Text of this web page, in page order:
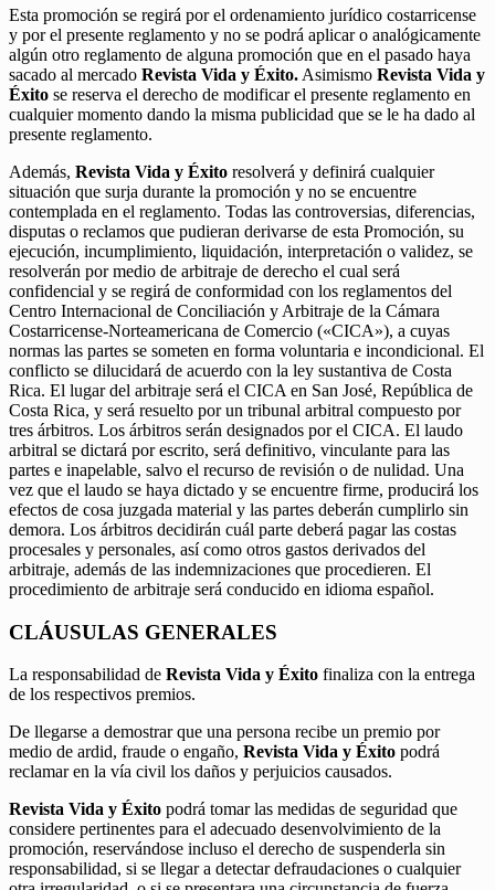
Esta promoción se regirá por el ordenamiento jurídico costarricense
y por el presente reglamento y no se podrá aplicar o analógicamente
algún otro reglamento de alguna promoción que en el pasado haya
sacado al mercado Revista Vida y Éxito. Asimismo Revista Vida y
Éxito se reserva el derecho de modificar el presente reglamento en
cualquier momento dando la misma publicidad que se le ha dado al
presente reglamento.
Además, Revista Vida y Éxito resolverá y definirá cualquier
situación que surja durante la promoción y no se encuentre
contemplada en el reglamento. Todas las controversias, diferencias,
disputas o reclamos que pudieran derivarse de esta Promoción, su
ejecución, incumplimiento, liquidación, interpretación o validez, se
resolverán por medio de arbitraje de derecho el cual será
confidencial y se regirá de conformidad con los reglamentos del
Centro Internacional de Conciliación y Arbitraje de la Cámara
Costarricense-Norteamericana de Comercio («CICA»), a cuyas
normas las partes se someten en forma voluntaria e incondicional. El
conflicto se dilucidará de acuerdo con la ley sustantiva de Costa
Rica. El lugar del arbitraje será el CICA en San José, República de
Costa Rica, y será resuelto por un tribunal arbitral compuesto por
tres árbitros. Los árbitros serán designados por el CICA. El laudo
arbitral se dictará por escrito, será definitivo, vinculante para las
partes e inapelable, salvo el recurso de revisión o de nulidad. Una
vez que el laudo se haya dictado y se encuentre firme, producirá los
efectos de cosa juzgada material y las partes deberán cumplirlo sin
demora. Los árbitros decidirán cuál parte deberá pagar las costas
procesales y personales, así como otros gastos derivados del
arbitraje, además de las indemnizaciones que procedieren. El
procedimiento de arbitraje será conducido en idioma español.
CLÁUSULAS GENERALES
La responsabilidad de Revista Vida y Éxito finaliza con la entrega
de los respectivos premios.
De llegarse a demostrar que una persona recibe un premio por
medio de ardid, fraude o engaño, Revista Vida y Éxito podrá
reclamar en la vía civil los daños y perjuicios causados.
Revista Vida y Éxito podrá tomar las medidas de seguridad que
considere pertinentes para el adecuado desenvolvimiento de la
promoción, reservándose incluso el derecho de suspenderla sin
responsabilidad, si se llegar a detectar defraudaciones o cualquier